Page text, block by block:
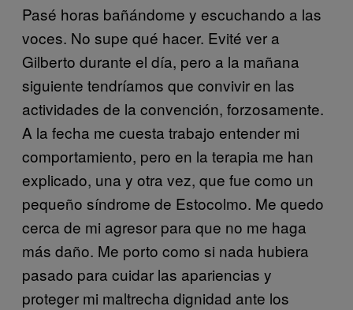
Pasé horas bañándome y escuchando a las
voces. No supe qué hacer. Evité ver a
Gilberto durante el día, pero a la mañana
siguiente tendríamos que convivir en las
actividades de la convención, forzosamente.
A la fecha me cuesta trabajo entender mi
comportamiento, pero en la terapia me han
explicado, una y otra vez, que fue como un
pequeño síndrome de Estocolmo. Me quedo
cerca de mi agresor para que no me haga
más daño. Me porto como si nada hubiera
pasado para cuidar las apariencias y
proteger mi maltrecha dignidad ante los